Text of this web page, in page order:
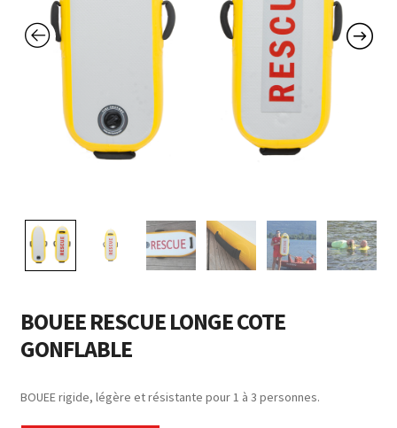
BOUEE RESCUE LONGE COTE
GONFLABLE
BOUEE rigide, légère et résistante pour 1 à 3 personnes.